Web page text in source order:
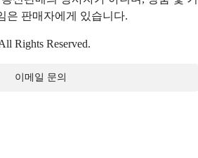
은 판매자에게 있습니다.
Rights Reserved.
이메일 문의